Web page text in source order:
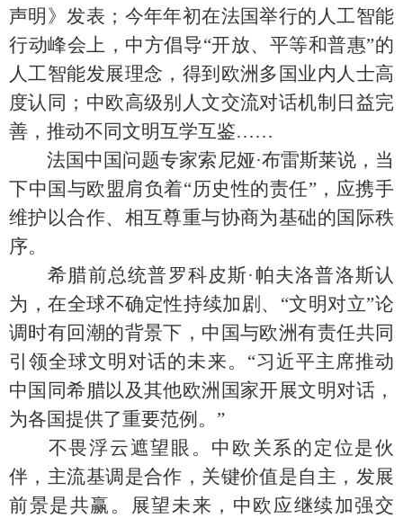
声明》发表；今年年初在法国举行的人工智能
行动峰会上，中方倡导“开放、平等和普惠”的
人工智能发展理念，得到欧洲多国业内人士高
度认同；中欧高级别人文交流对话机制日益完
善，推动不同文明互学互鉴……
法国中国问题专家索尼娅·布雷斯莱说，当
下中国与欧盟肩负着“历史性的责任”，应携手
维护以合作、相互尊重与协商为基础的国际秩
序。
希腊前总统普罗科皮斯·帕夫洛普洛斯认
为，在全球不确定性持续加剧、“文明对立”论
调时有回潮的背景下，中国与欧洲有责任共同
引领全球文明对话的未来。“习近平主席推动
中国同希腊以及其他欧洲国家开展文明对话，
为各国提供了重要范例。”
不畏浮云遮望眼。中欧关系的定位是伙
伴，主流基调是合作，关键价值是自主，发展
前景是共赢。展望未来，中欧应继续加强交